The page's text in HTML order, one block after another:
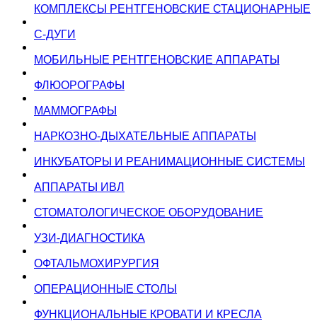
КОМПЛЕКСЫ РЕНТГЕНОВСКИЕ СТАЦИОНАРНЫЕ
С-ДУГИ
МОБИЛЬНЫЕ РЕНТГЕНОВСКИЕ АППАРАТЫ
ФЛЮОРОГРАФЫ
МАММОГРАФЫ
НАРКОЗНО-ДЫХАТЕЛЬНЫЕ АППАРАТЫ
ИНКУБАТОРЫ И РЕАНИМАЦИОННЫЕ СИСТЕМЫ
АППАРАТЫ ИВЛ
СТОМАТОЛОГИЧЕСКОЕ ОБОРУДОВАНИЕ
УЗИ-ДИАГНОСТИКА
ОФТАЛЬМОХИРУРГИЯ
ОПЕРАЦИОННЫЕ СТОЛЫ
ФУНКЦИОНАЛЬНЫЕ КРОВАТИ И КРЕСЛА